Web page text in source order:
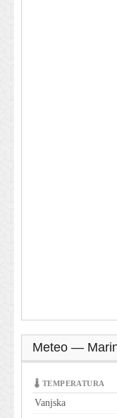
Meteo —
🌡 TEMPERATURA
Vanjska